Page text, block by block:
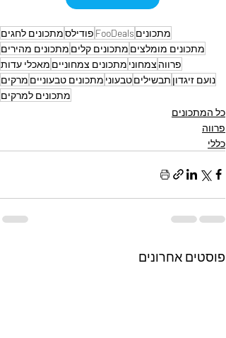
מתכונים FooDeals פודילסמתכונים לחגים
מתכונים מומלצים מתכונים קלים מתכונים מהירים
פרווה צמחוני מתכונים צמחוניים מאכלי עדות
נועם זיגדון תבשיליםטבעוני מתכונים טבעוניים מרקים
מתכונים למרקים
כל המתכונים
פרווה
כללי
פוסטים אחרונים